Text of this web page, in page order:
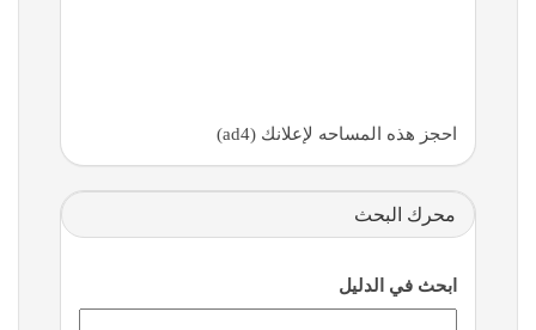
احجز هذه المساحه لإعلانك (ad4)
محرك البحث
ابحث في الدليل